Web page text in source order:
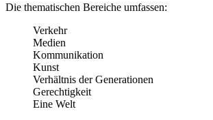
Die thematischen Bereiche umfassen:
Verkehr
Medien
Kommunikation
Kunst
Verhältnis der Generationen
Gerechtigkeit
Eine Welt